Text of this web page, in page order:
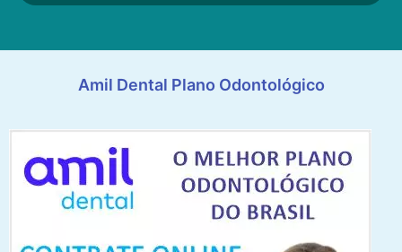
Amil Dental Plano Odontológico